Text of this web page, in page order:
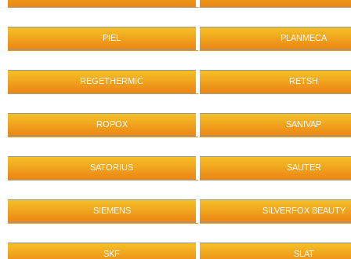
PIEL PLANMECA
REGETHERMIC RETSH
ROPOX SANIVAP
SATORIUS SAUTER
SIEMENS SILVERFOX BEAUTY
SKF SLAT